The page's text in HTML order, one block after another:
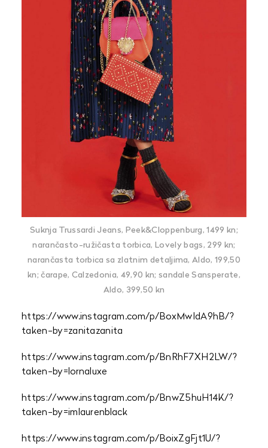
Suknja Trussardi Jeans, Peek&Cloppenburg, 1499 kn;
narančasto-ružičasta torbica, Lovely bags, 299 kn;
narančasta torbica sa zlatnim detaljima, Aldo, 199,50
kn; čarape, Calzedonia, 49,90 kn; sandale Sansperate,
Aldo, 399,50 kn
https://www.instagram.com/p/BoxMwIdA9hB/?
taken-by=zanitazanita
https://www.instagram.com/p/BnRhF7XH2LW/?
taken-by=lornaluxe
https://www.instagram.com/p/BnwZ5huH14K/?
taken-by=imlaurenblack
https://www.instagram.com/p/BoixZgFjt1U/?